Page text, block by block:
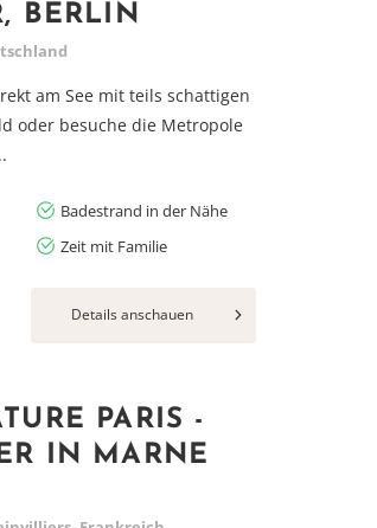
BERLIN
am See mit teils schattigen
oder besuche die Metropole
Badestrand in der Nähe
Zeit mit Familie
Details anschauen
PARIS -
IN MARNE